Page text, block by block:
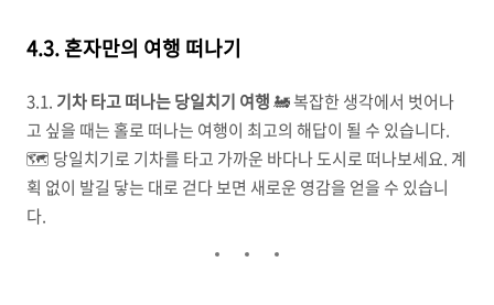
4.3. 혼자만의 여행 떠나기
3.1. 기차 타고 떠나는 당일치기 여행🚂 복잡한 생각에서 벗어나
고 싶을 때는 홀로 떠나는 여행이 최고의 해답이 될 수 있습니다.
🗺️ 당일치기로 기차를 타고 가까운 바다나 도시로 떠나보세요. 계
획 없이 발길 닿는 대로 걷다 보면 새로운 영감을 얻을 수 있습니
다.